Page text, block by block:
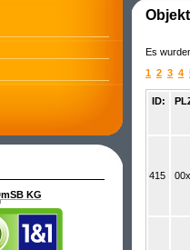
Es
1 2 3 4
ID:
415